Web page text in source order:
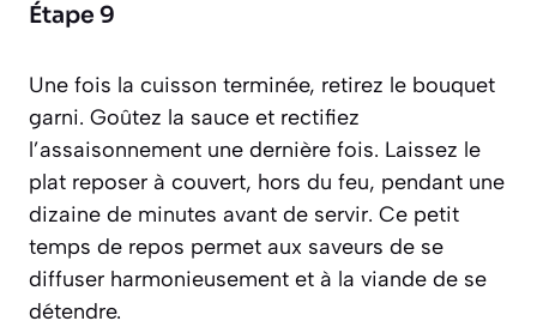
Étape 9
Une fois la cuisson terminée, retirez le bouquet
garni. Goûtez la sauce et rectifiez
l’assaisonnement une dernière fois. Laissez le
plat reposer à couvert, hors du feu, pendant une
dizaine de minutes avant de servir. Ce petit
temps de repos permet aux saveurs de se
diffuser harmonieusement et à la viande de se
détendre.